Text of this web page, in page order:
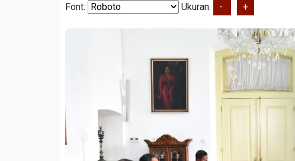
Font: Ukuran: - +